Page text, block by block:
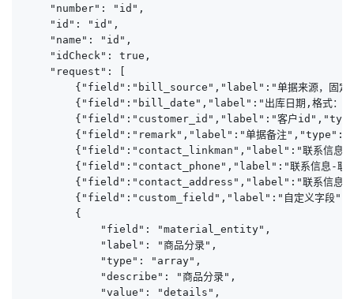
    "number": "id",
    "id": "id",
    "name": "id",
    "idCheck": true,
    "request": [
{"field":"bill_source","label":"单据来源，固
{"field":"bill_date","label":"出库日期,格式
{"field":"customer_id","label":"客户
{"field":"remark","label":"单据备注
{"field":"contact_linkman","label":"联系信息
{"field":"contact_phone","label":"联系信息-
{"field":"contact_address","label":"联系信息
{"field":"custom_field","label":"自定义字段
        {
            "field": "material_entity",
            "label": "商品分录",
            "type": "array",
            "describe": "商品分录",
            "value": "details",